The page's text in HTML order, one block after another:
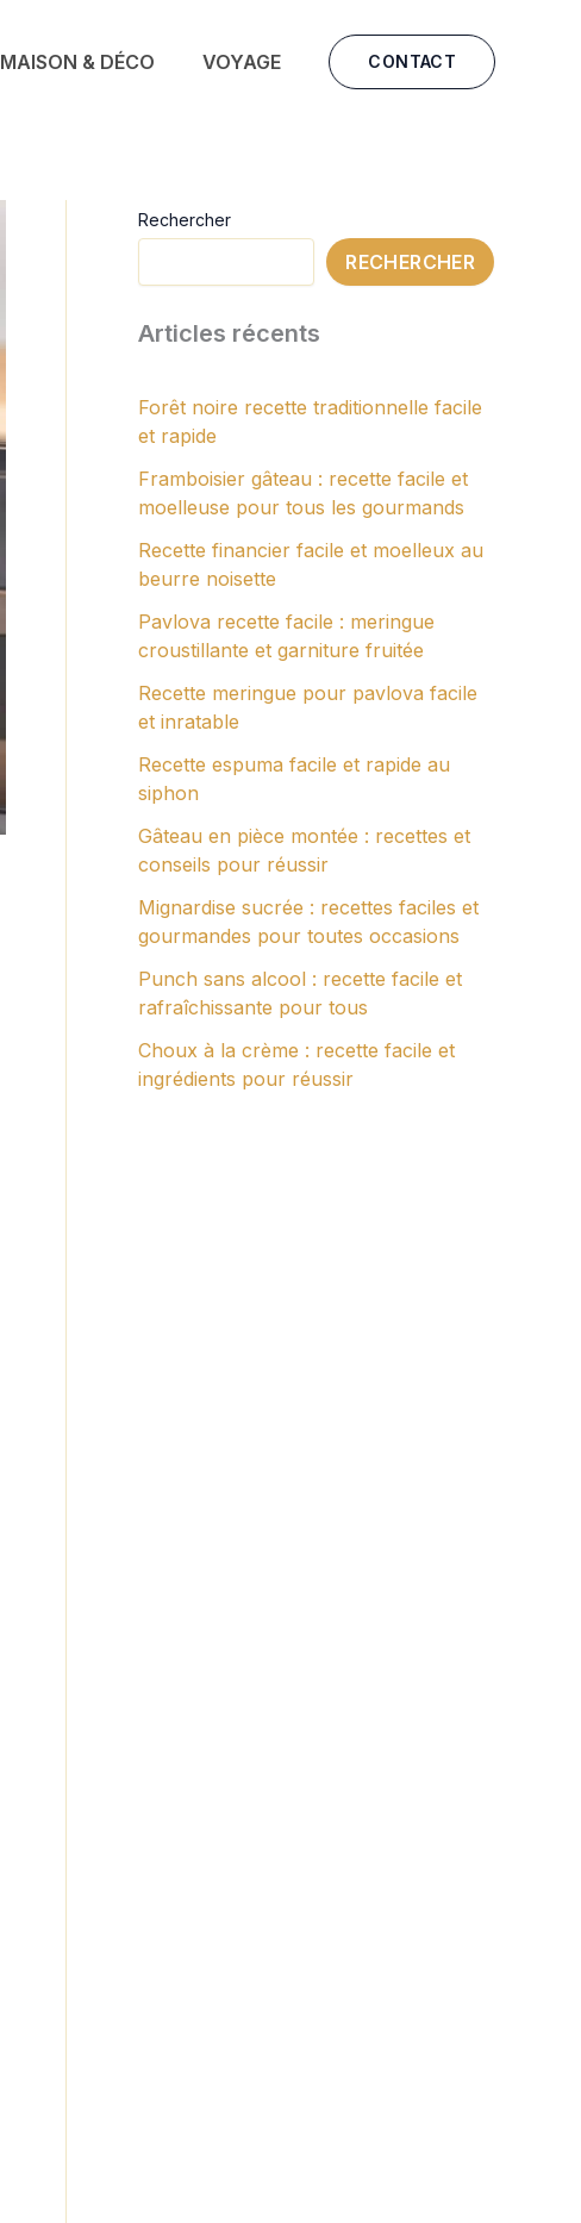
MAISON & DÉCO VOYAGE CONTACT
Rechercher
RECHERCHER
Articles récents
Forêt noire recette traditionnelle facile
et rapide
Framboisier gâteau : recette facile et
moelleuse pour tous les gourmands
Recette financier facile et moelleux au
beurre noisette
Pavlova recette facile : meringue
croustillante et garniture fruitée
Recette meringue pour pavlova facile
et inratable
Recette espuma facile et rapide au
siphon
Gâteau en pièce montée : recettes et
conseils pour réussir
Mignardise sucrée : recettes faciles et
gourmandes pour toutes occasions
Punch sans alcool : recette facile et
rafraîchissante pour tous
Choux à la crème : recette facile et
ingrédients pour réussir